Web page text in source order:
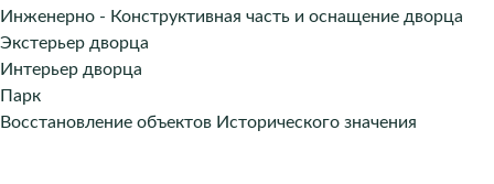
Инженерно - Конструктивная часть и оснащение дворца
Экстерьер дворца
Интерьер дворца
Парк
Восстановление объектов Исторического значения